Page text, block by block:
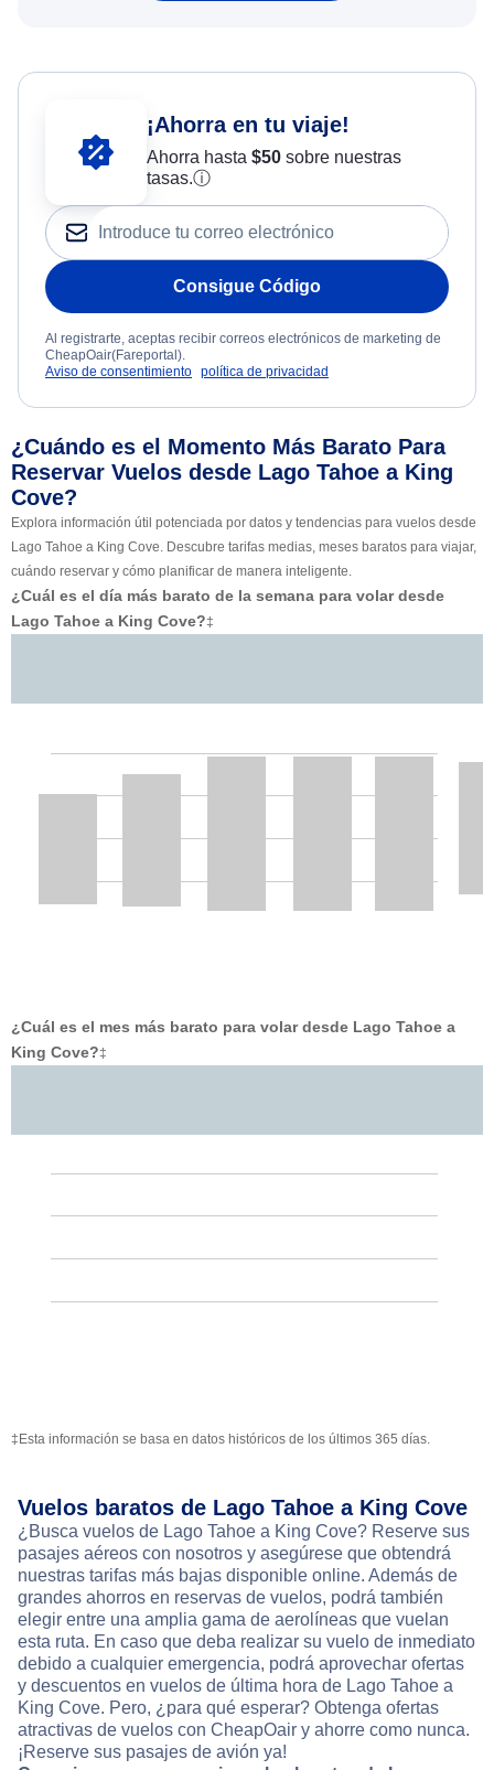
¡Ahorra en tu viaje!
Ahorra hasta $50sobre nuestras
tasas.ⓘ
Consigue Código
Al registrarte, aceptas recibir correos electrónicos de marketing de
CheapOair(Fareportal).
Aviso de consentimiento política de privacidad
¿Cuándo es el Momento Más Barato Para
Reservar Vuelos desde Lago Tahoe a King
Cove?
Explora información útil potenciada por datos y tendencias para vuelos desde
Lago Tahoe a King Cove. Descubre tarifas medias, meses baratos para viajar,
cuándo reservar y cómo planificar de manera inteligente.
¿Cuál es el día más barato de la semana para volar desde
Lago Tahoe a King Cove?‡
¿Cuál es el mes más barato para volar desde Lago Tahoe a
King Cove?‡
‡Esta información se basa en datos históricos de los últimos 365 días.
Vuelos baratos de Lago Tahoe a King Cove
¿Busca vuelos de Lago Tahoe a King Cove? Reserve sus
pasajes aéreos con nosotros y asegúrese que obtendrá
nuestras tarifas más bajas disponible online. Además de
grandes ahorros en reservas de vuelos, podrá también
elegir entre una amplia gama de aerolíneas que vuelan
esta ruta. En caso que deba realizar su vuelo de inmediato
debido a cualquier emergencia, podrá aprovechar ofertas
y descuentos en vuelos de última hora de Lago Tahoe a
King Cove. Pero, ¿para qué esperar? Obtenga ofertas
atractivas de vuelos con CheapOair y ahorre como nunca.
¡Reserve sus pasajes de avión ya!